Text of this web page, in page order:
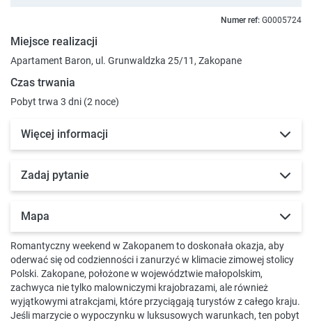
Numer ref: G0005724
Miejsce realizacji
Apartament Baron, ul. Grunwaldzka 25/11, Zakopane
Czas trwania
Pobyt trwa 3 dni (2 noce)
Więcej informacji
Zadaj pytanie
Mapa
Romantyczny weekend w Zakopanem to doskonała okazja, aby
oderwać się od codzienności i zanurzyć w klimacie zimowej stolicy
Polski. Zakopane, położone w województwie małopolskim,
zachwyca nie tylko malowniczymi krajobrazami, ale również
wyjątkowymi atrakcjami, które przyciągają turystów z całego kraju.
Jeśli marzycie o wypoczynku w luksusowych warunkach, ten pobyt